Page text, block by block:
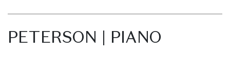
PETERSON | PIANO